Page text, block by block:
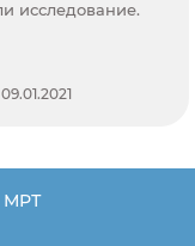
Андреевич -